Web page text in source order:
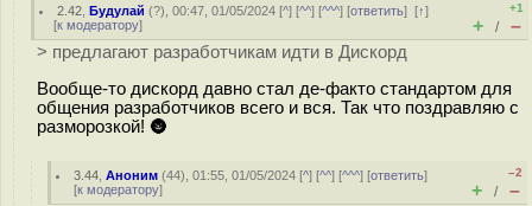
2.42 ,Будулай (?), 00:47, 01/05/2024 [^] [^^] [^^^] [ответить][↑]
[к модератору]
+1
+ / –
> предлагают разработчикам идти в Дискорд
Вообще-то дискорд давно стал де-факто стандартом для
общения разработчиков всего и вся. Так что поздравляю с
разморозкой! 🌚
3.44 ,Аноним (44), 01:55, 01/05/2024 [^] [^^] [^^^] [ответить]
[к модератору]
–2
+ / –